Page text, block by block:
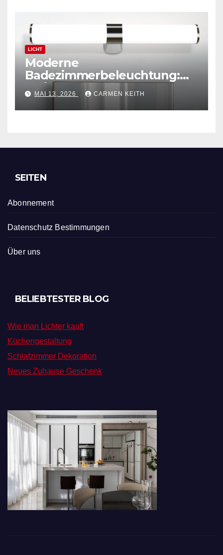
LICHT
Moderne
Badezimmerbeleuchtung:
Polierte Chrom-
Wandleuchte
MAI 13, 2026 CARMEN KEITH
SEITEN
Abonnement
Datenschutz Bestimmungen
Über uns
BELIEBTESTER BLOG
Wie man Lichter kauft
Küchengestaltung
Schlafzimmer Dekoration
Neues Zuhause Geschenk